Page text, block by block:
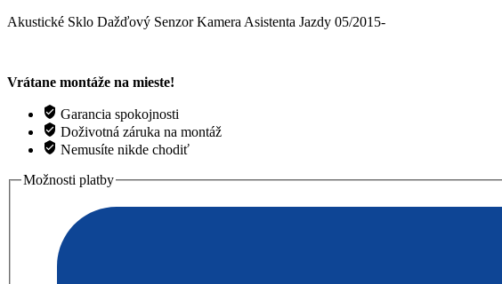
Akustické Sklo Dažďový Senzor Kamera Asistenta Jazdy 05/2015-
Vrátane montáže na mieste!
Garancia spokojnosti
Doživotná záruka na montáž
Nemusíte nikde chodiť
Možnosti platby